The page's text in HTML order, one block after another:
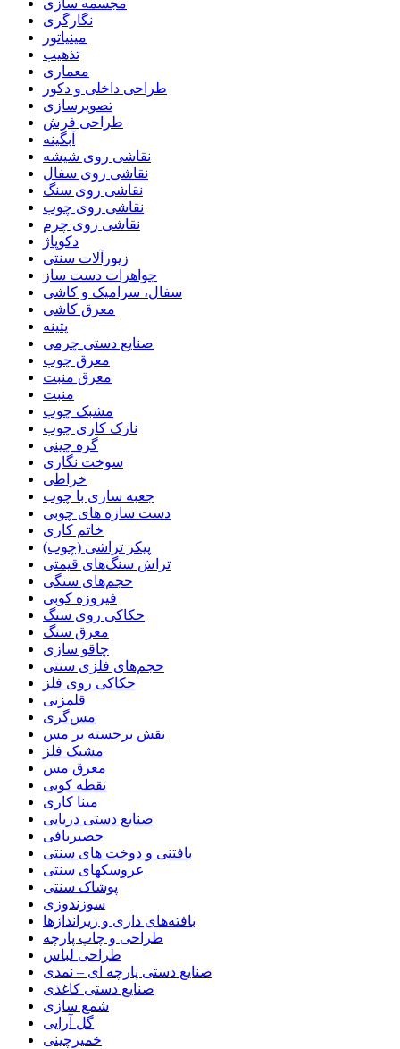
مجسمه سازی
نگارگری
مینیاتور
تذهیب
معماری
طراحی داخلی و دکور
تصویرسازی
طراحی فرش
آبگینه
نقاشی روی شیشه
نقاشی روی سفال
نقاشی روی سنگ
نقاشی روی چوب
نقاشی روی چرم
دکوپاژ
زیورآلات سنتی
جواهرات دست ساز
سفال، سرامیک و کاشی
معرق کاشی
پتینه
صنایع دستی چرمی
معرق چوب
معرق منبت
منبت
مشبک چوب
نازک کاری چوب
گره چینی
سوخت نگاری
خراطی
جعبه سازی با چوب
دست سازه های چوبی
خاتم کاری
پیکر تراشی (چوب)
تراش سنگ‌های قیمتی
حجم‌های سنگی
فیروزه کوبی
حکاکی روی سنگ
معرق سنگ
چاقو سازی
حجم‌های فلزی سنتی
حکاکی روی فلز
قلمزنی
مس‌گری
نقش برجسته بر مس
مشبک فلز
معرق مس
نقطه کوبی
مینا کاری
صنایع دستی دریایی
حصیربافی
بافتنی‌ و دوخت های سنتی
عروسکهای سنتی
پوشاک سنتی
سوزندوزی
بافته‌های داری و زیراندازها
طراحی و چاپ پارچه
طراحی لباس
صنایع دستی پارچه ای – نمدی
صنایع دستی کاغذی
شمع سازی
گل آرایی
خمیرچینی